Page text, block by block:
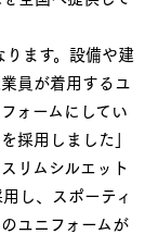
ります。設備や建
員が着用するユ
ォームにしてい
採用しました」
リムシルエット
し、スポーティ
ユニフォームが